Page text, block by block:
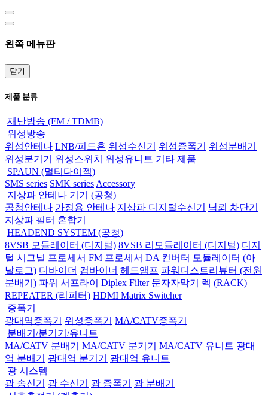
왼쪽 메뉴판
닫기
제품 분류
재난방송 (FM / TDMB)
위성방송
위성안테나 LNB/피드혼 위성수신기 위성증폭기
위성분배기
위성분기기
위성스위치 위성유니트 기타 제품
SPAUN (멀티다이젝)
SMS series SMK series Accessory
지상파 안테나 기기 (공청)
공청안테나 가정용 안테나 지상파 디지털수신기
낙뢰 차단기
지상파 필터 혼합기
HEADEND SYSTEM (공청)
8VSB 모듈레이터 (디지털) 8VSB 리모듈레이터 (디지털) 디지
털 시그널 프로세서 FM 프로세서 DA 컨버터 모듈레이터 (아
날로그) 디바이더 컴바이너 헤드앰프 파워디스트리뷰터 (전원
분배기) 파워 서프라이 Diplex Filter 문자자막기
렉 (RACK)
REPEATER (리피터) HDMI Matrix Switcher
증폭기
광대역증폭기
위성증폭기
MA/CATV증폭기
분배기/분기기/유니트
MA/CATV 분배기
MA/CATV 분기기 MA/CATV 유니트 광대
역 분배기
광대역 분기기
광대역 유니트
광 시스템
광 송신기
광 수신기 광 증폭기
광 분배기